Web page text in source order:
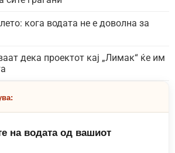
кога водата не е доволна за
дека проектот кај „Лимак“ ќе им
на водата од вашиот